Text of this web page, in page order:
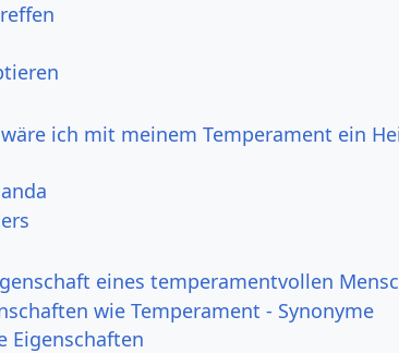
ich mit meinem Temperament ein
eines temperamentvollen
wie Temperament - Synonyme
Eigenschaften